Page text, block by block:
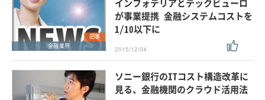
外部ニュース
スペシャルに限定する
タグ ×
× ITコスト削減
記事
金融業界
インフォテリアとテックビューロ
が事業提携 金融システムコストを
1/10以下に
2015/12/04
ソニー銀行のITコスト構造改革に
見る、金融機関のクラウド活用法